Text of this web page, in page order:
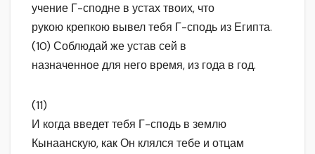
учение Г-сподне в устах твоих, что
рукою крепкою вывел тебя Г-сподь из Египта.
(10) Соблюдай же устав сей в
назначенное для него время, из года в год.
(11)
И когда введет тебя Г-сподь в землю
Кынаанскую, как Он клялся тебе и отцам